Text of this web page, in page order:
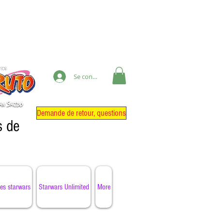
Se connecter
de
Demande de retour, questions
starwars Starwars Unlimited More